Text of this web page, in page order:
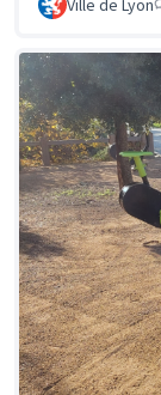
Ville de Lyon